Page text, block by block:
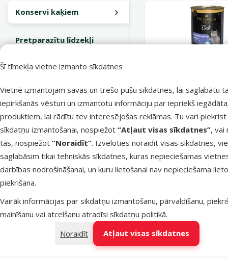
Šī tīmekļa vietne izmanto sīkdatnes
Vietnē izmantojam savas un trešo pušu sīkdatnes, lai saglabātu
iepirkšanās vēsturi un izmantotu informāciju par iepriekš
produktiem, lai rādītu tev interesējošas reklāmas. Tu vari piekrist
sīkdatņu izmantošanai, nospiežot “Atļaut visas sīkdatnes”, vai
tās, nospiežot “Noraidīt”. Izvēloties noraidīt visas sīkdatnes,
saglabāsim tikai tehniskās sīkdatnes, kuras nepieciešamas
darbības nodrošināšanai, un kuru lietošanai nav nepieciešama
piekrišana.
Vairāk informācijas par sīkdatņu izmantošanu, pārvaldīšanu,
mainīšanu vai atcelšanu atradīsi sīkdatņu politikā.
Noraidīt
Atļaut visas sīkdatnes
Konservi kaķiem
Pretparazītu līdzekļi
Konservi kaķiem –
Cat, Meat Paté
Salmon with
2,69 €
Pievienot
superzoo.product.detail.content
Ārstnieciskā barība kaķiem – Brit Grain-Free Veterinary
Sabalansēta diētiskā sausā barība ar lasi un zirņiem pieaugušiem
KontrindikācijasKaķēni.
Kaķenes grūsnības un laktācijas periodā.